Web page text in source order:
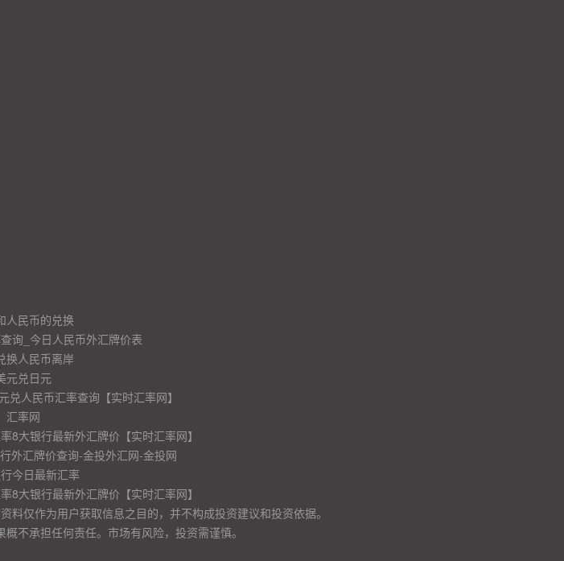
人民币的兑换
询_今日人民币外汇牌价表
换人民币离岸
元兑日元
兑人民币汇率查询【实时汇率网】
汇率网
8大银行最新外汇牌价【实时汇率网】
外汇牌价查询-金投外汇网-金投网
今日最新汇率
8大银行最新外汇牌价【实时汇率网】
仅作为用户获取信息之目的，并不构成投资建议和投资依据。
不承担任何责任。市场有风险，投资需谨慎。